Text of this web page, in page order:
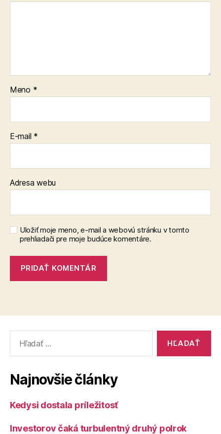
Meno *
E-mail *
Adresa webu
Uložiť moje meno, e-mail a webovú stránku v tomto
prehliadači pre moje budúce komentáre.
Najnovšie články
Kedysi dostala príležitosť
Investorov čaká turbulentný druhý polrok